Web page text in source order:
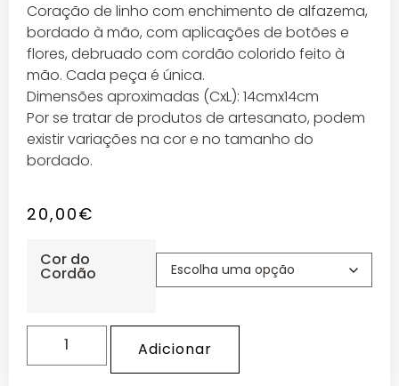
Coração de linho com enchimento de alfazema,
bordado à mão, com aplicações de botões e
flores, debruado com cordão colorido feito à
mão. Cada peça é única.
Dimensões aproximadas (CxL): 14cmx14cm
Por se tratar de produtos de artesanato, podem
existir variações na cor e no tamanho do
bordado.
20,00€
Cor do
Cordão
Adicionar